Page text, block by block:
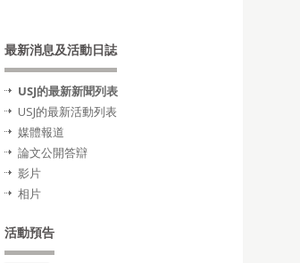
最新消息及活動日誌
USJ的最新新聞列表
USJ的最新活動列表
媒體報道
論文公開答辯
影片
相片
活動預告